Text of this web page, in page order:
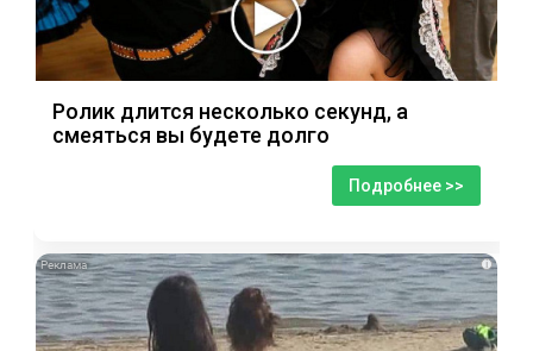
Ролик длится несколько секунд, а
смеяться вы будете долго
Подробнее >>
i